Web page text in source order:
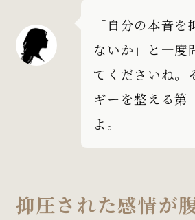
「自分の本音
ないか」と一度
てくださいね。
ギーを整える第
よ。
抑圧された感情が